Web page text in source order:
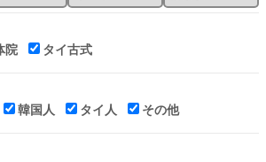
院 タイ古式
韓国人 タイ人 その他